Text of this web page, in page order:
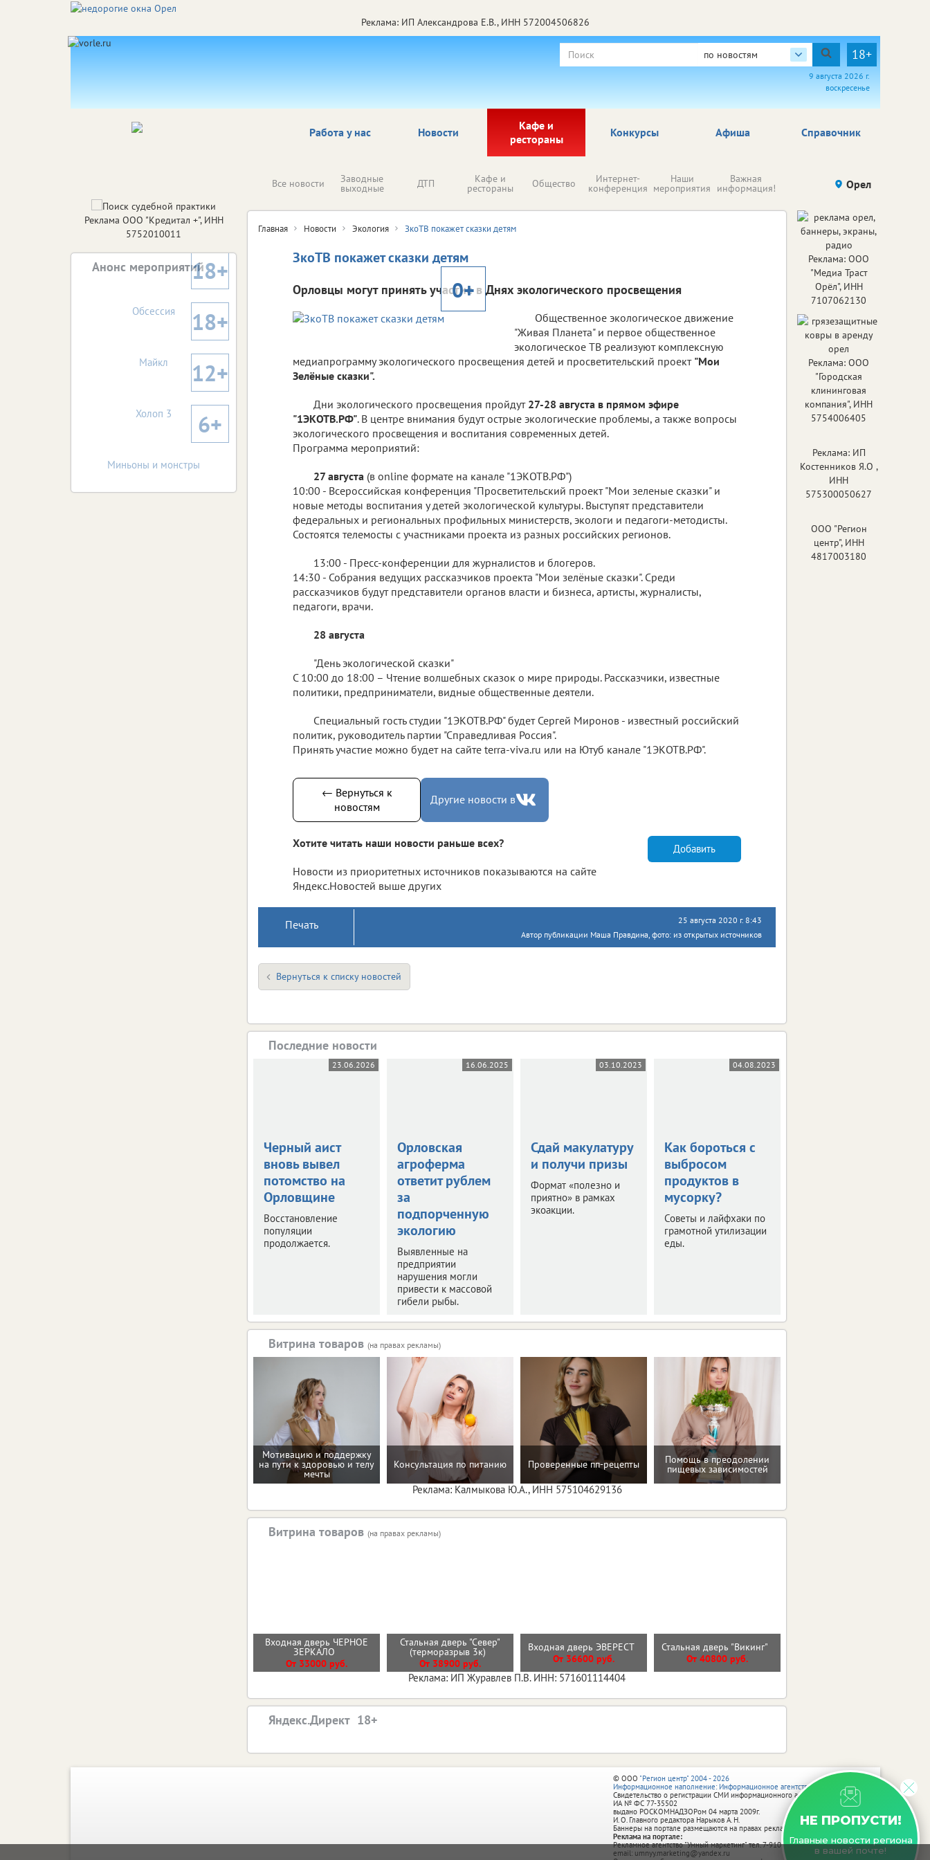
Реклама: ИП Александрова Е.В., ИНН 572004506826
по новостям 18+
9 августа 2026 г.
воскресенье
Работа у нас Новости
Кафе и
рестораны
Афиша Справочник
Конкурсы
Все новости Заводные
выходные ДТП Кафе и
рестораны Общество Интернет-
конференция
Наши
мероприятия
Важная
информация! Происшествия Здоровье
Орел
Главная Новости Экология ЗкоТВ покажет сказки детям
ЗкоТВ покажет сказки детям
Орловцы могут принять участие в Днях экологического просвещения
0+
Общественное экологическое движение
"Живая Планета" и первое общественное
экологическое ТВ реализуют комплексную
медиапрограмму экологического просвещения детей и просветительский проект "Мои
Зелёные сказки".
Дни экологического просвещения пройдут 27-28 августа в прямом эфире
"1ЭКОТВ.РФ". В центре внимания будут острые экологические проблемы, а также вопросы
экологического просвещения и воспитания современных детей.
Программа мероприятий:
27 августа (в online формате на канале "1ЭКОТВ.РФ")
10:00 - Всероссийская конференция "Просветительский проект "Мои зеленые сказки" и
новые методы воспитания у детей экологической культуры. Выступят представители
федеральных и региональных профильных министерств, экологи и педагоги-методисты.
Состоятся телемосты с участниками проекта из разных российских регионов.
13:00 - Пресс-конференции для журналистов и блогеров.
14:30 - Собрания ведущих рассказчиков проекта "Мои зелёные сказки". Среди
рассказчиков будут представители органов власти и бизнеса, артисты, журналисты,
педагоги, врачи.
28 августа
"День экологической сказки"
С 10:00 до 18:00 – Чтение волшебных сказок о мире природы. Рассказчики, известные
политики, предприниматели, видные общественные деятели.
Специальный гость студии "1ЭКОТВ.РФ" будет Сергей Миронов - известный российский
политик, руководитель партии "Справедливая Россия".
Принять участие можно будет на сайте terra-viva.ru или на Ютуб канале "1ЭКОТВ.РФ".
← Вернуться к
новостям
Другие новости в
Хотите читать наши новости раньше всех?
Новости из приоритетных источников показываются на сайте
Яндекс.Новостей выше других
Добавить
Печать
25 августа 2020 г. 8:43
Автор публикации Маша Правдина, фото: из открытых источников
Вернуться к списку новостей
Последние новости
23.06.2026
Черный аист
вновь вывел
потомство на
Орловщине
Восстановление
популяции
продолжается.
16.06.2025
Орловская
агроферма
ответит рублем
за
подпорченную
экологию
Выявленные на
предприятии
нарушения могли
привести к массовой
гибели рыбы.
03.10.2023
Сдай макулатуру
и получи призы
Формат «полезно и
приятно» в рамках
экоакции.
04.08.2023
Как бороться с
выбросом
продуктов в
мусорку?
Советы и лайфхаки по
грамотной утилизации
еды.
Витрина товаров (на правах рекламы)
Мотивацию и поддержку
на пути к здоровью и телу
мечты
Консультация по питанию Проверенные пп-рецепты Помощь в преодолении
пищевых зависимостей
Реклама: Калмыкова Ю.А., ИНН 575104629136
Витрина товаров (на правах рекламы)
Входная дверь ЧЕРНОЕ
ЗЕРКАЛО
От 33000 руб.
Стальная дверь "Север"
(терморазрыв 3к)
От 38900 руб.
Входная дверь ЭВЕРЕСТ
От 36600 руб.
Стальная дверь "Викинг"
От 40800 руб.
Реклама: ИП Журавлев П.В. ИНН: 571601114404
Яндекс.Директ
Реклама ООО "Кредитал +", ИНН
5752010011
Анонс мероприятий18+
Обсессия 18+
Майкл 12+
Холоп 3 6+
Миньоны и монстры
Реклама: ООО
"Медиа Траст
Орёл", ИНН
7107062130
Реклама: ООО
"Городская
клининговая
компания", ИНН
5754006405
Реклама: ИП
Костенников Я.О ,
ИНН
575300050627
ООО "Регион
центр", ИНН
4817003180
НЕ ПРОПУСТИ!
Главные новости региона
в вашей почте!
© ООО "Регион центр" 2004 - 2026
Информационное наполнение: Информационное агентство vRossii.ru
Свидетельство о регистрации СМИ информационного агентства vRossii.ru
ИА № ФС 77‑35502
выдано РОСКОМНАДЗОРом 04 марта 2009г.
И. О. Главного редактора Нарыков А. Н.
Баннеры на портале размещаются на правах рекламы.
Реклама на портале:
Рекламное агентство "Умный маркетинг" тел. 7-910-267-70-40,
email: umnyy.marketing@yandex.ru